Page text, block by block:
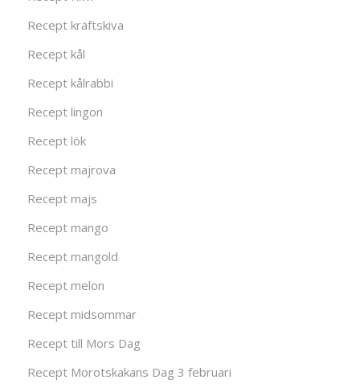
Recept kräftskiva
Recept kål
Recept kålrabbi
Recept lingon
Recept lök
Recept majrova
Recept majs
Recept mango
Recept mangold
Recept melon
Recept midsommar
Recept till Mors Dag
Recept Morotskakans Dag 3 februari